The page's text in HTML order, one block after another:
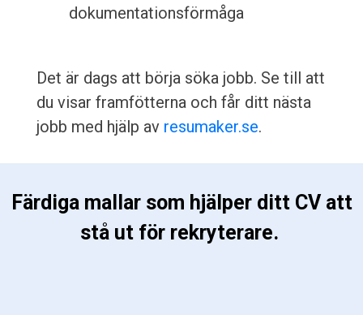
dokumentationsförmåga
Det är dags att börja söka jobb. Se till att
du visar framfötterna och får ditt nästa
jobb med hjälp av resumaker.se.
stå ut för rekryterare.